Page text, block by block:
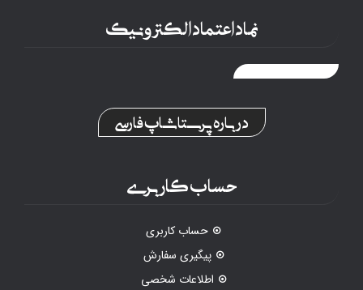
نماد اعتماد الکترونیک
درباره پرستاشاپ فارسی
حساب کاربری
حساب کاربری
پیگیری سفارش
اطلاعات شخصی